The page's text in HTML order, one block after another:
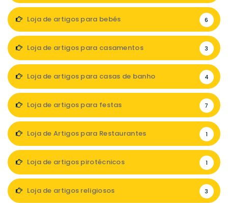
Loja de artigos para bebés 6
Loja de artigos para casamentos 3
Loja de artigos para casas de banho 4
Loja de artigos para festas 7
Loja de Artigos para Restaurantes 1
Loja de artigos pirotécnicos 1
Loja de artigos religiosos 3